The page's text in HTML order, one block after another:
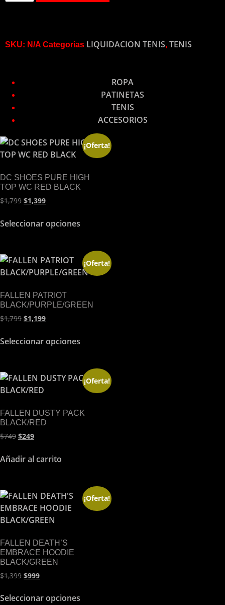
SKU: N/A Categorias LIQUIDACION TENIS, TENIS
ROPA
PATINETAS
TENIS
ACCESORIOS
¡Oferta!
DC SHOES PURE HIGH
TOP WC RED BLACK
$1,799 $1,399
Seleccionar opciones
¡Oferta!
FALLEN PATRIOT
BLACK/PURPLE/GREEN
$1,799 $1,199
Seleccionar opciones
¡Oferta!
FALLEN DUSTY PACK
BLACK/RED
$749 $249
Añadir al carrito
¡Oferta!
FALLEN DEATH’S
EMBRACE HOODIE
BLACK/GREEN
$1,399 $999
Seleccionar opciones